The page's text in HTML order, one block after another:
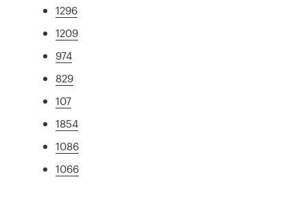
1296
1209
974
829
107
1854
1086
1066